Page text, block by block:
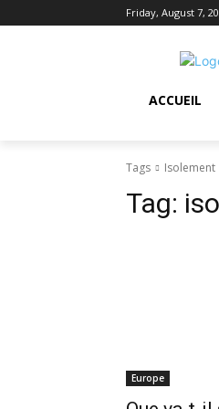
Friday, August 7,
ACCUEIL
Tags Isolement
Tag:
Europe